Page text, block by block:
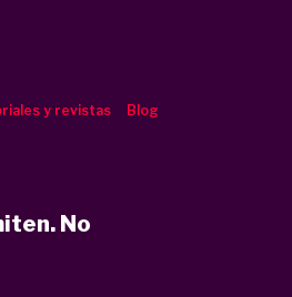
y revistas Blog
No